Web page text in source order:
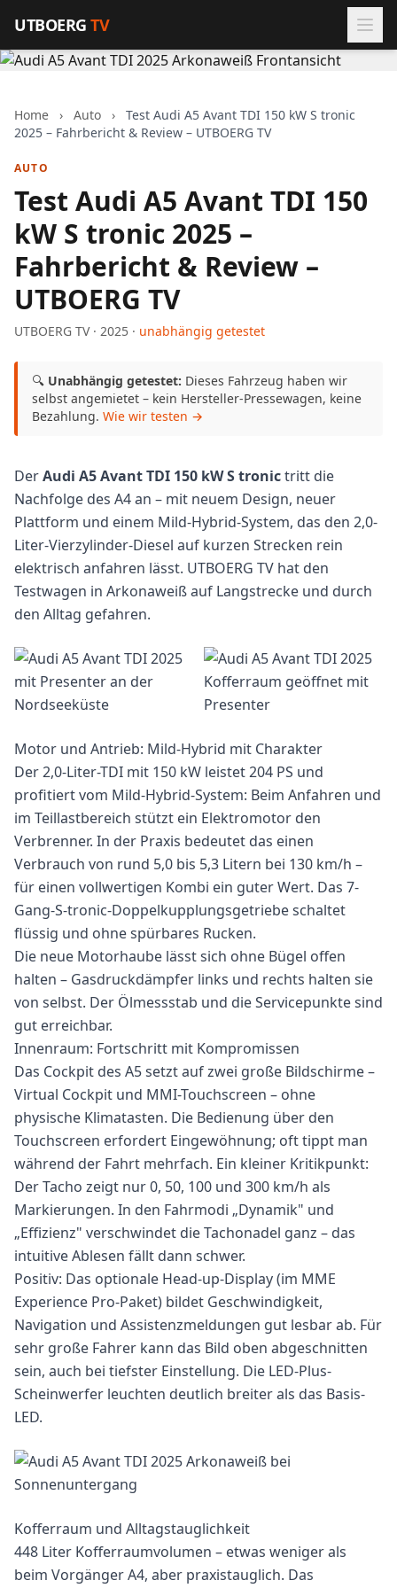
UTBOERGTV
Home › Auto ›
Test Audi A5 Avant TDI 150 kW S tronic
2025 – Fahrbericht & Review – UTBOERG TV
AUTO
Test Audi A5 Avant TDI 150
kW S tronic 2025 –
Fahrbericht & Review –
UTBOERG TV
UTBOERG TV · 2025 · unabhängig getestet
🔍 Unabhängig getestet: Dieses Fahrzeug haben wir
selbst angemietet – kein Hersteller-Pressewagen, keine
Bezahlung. Wie wir testen →
DerAudi A5 Avant TDI 150 kW S tronictritt die
Nachfolge des A4 an – mit neuem Design, neuer
Plattform und einem Mild-Hybrid-System, das den 2,0-
Liter-Vierzylinder-Diesel auf kurzen Strecken rein
elektrisch anfahren lässt. UTBOERG TV hat den
Testwagen in Arkonaweiß auf Langstrecke und durch
den Alltag gefahren.
Motor und Antrieb: Mild-Hybrid mit Charakter
Der 2,0-Liter-TDI mit 150 kW leistet 204 PS und
profitiert vom Mild-Hybrid-System: Beim Anfahren und
im Teillastbereich stützt ein Elektromotor den
Verbrenner. In der Praxis bedeutet das einen
Verbrauch von rund 5,0 bis 5,3 Litern bei 130 km/h –
für einen vollwertigen Kombi ein guter Wert. Das 7-
Gang-S-tronic-Doppelkupplungsgetriebe schaltet
flüssig und ohne spürbares Rucken.
Die neue Motorhaube lässt sich ohne Bügel offen
halten – Gasdruckdämpfer links und rechts halten sie
von selbst. Der Ölmessstab und die Servicepunkte sind
gut erreichbar.
Innenraum: Fortschritt mit Kompromissen
Das Cockpit des A5 setzt auf zwei große Bildschirme –
Virtual Cockpit und MMI-Touchscreen – ohne
physische Klimatasten. Die Bedienung über den
Touchscreen erfordert Eingewöhnung; oft tippt man
während der Fahrt mehrfach. Ein kleiner Kritikpunkt:
Der Tacho zeigt nur 0, 50, 100 und 300 km/h als
Markierungen. In den Fahrmodi „Dynamik" und
„Effizienz" verschwindet die Tachonadel ganz – das
intuitive Ablesen fällt dann schwer.
Positiv: Das optionale Head-up-Display (im MME
Experience Pro-Paket) bildet Geschwindigkeit,
Navigation und Assistenzmeldungen gut lesbar ab. Für
sehr große Fahrer kann das Bild oben abgeschnitten
sein, auch bei tiefster Einstellung. Die LED-Plus-
Scheinwerfer leuchten deutlich breiter als das Basis-
LED.
Kofferraum und Alltagstauglichkeit
448 Liter Kofferraumvolumen – etwas weniger als
beim Vorgänger A4, aber praxistauglich. Das